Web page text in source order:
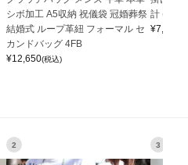
シボ加工 A5収納 祝儀袋 冠婚葬祭
結婚式 ループ革紐 フォーマル セ
カンドバッグ 4FB
¥12,650(税込)
計
¥7,150
2 3